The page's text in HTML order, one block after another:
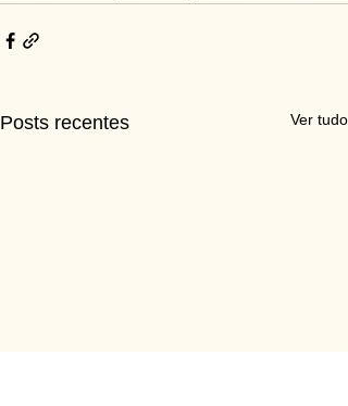
Posts recentes Ver tudo